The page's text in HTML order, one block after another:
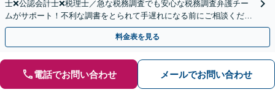
士❌公認会計士❌税理士／急な税務調査でも安心な税務調査弁護チー
ムがサポート！不利な調書をとられて手遅れになる前にご相談くださ
い。
料金表を見る
電話でお問い合わせ メールでお問い合わせ